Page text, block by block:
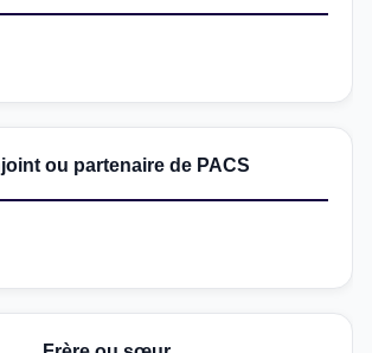
ou partenaire de PACS